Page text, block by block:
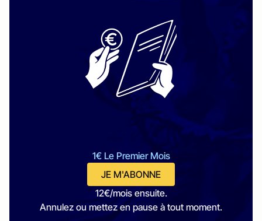
1€ Le Premier Mois
JE M'ABONNE
12€/mois ensuite.
Annulez ou mettez en pause à tout moment.